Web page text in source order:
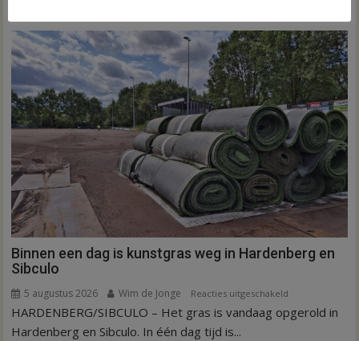
verbindt
alle
kernen
Hardenberg
Binnen een dag is kunstgras weg in Hardenberg en
Sibculo
5 augustus 2026 Wim de Jonge Reacties uitgeschakeld
Binnen
HARDENBERG/SIBCULO – Het gras is vandaag opgerold in
Hardenberg en Sibculo. In één dag tijd is...